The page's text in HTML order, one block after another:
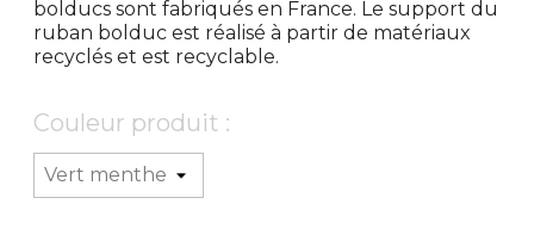
bolducs sont fabriqués en France. Le support du
ruban bolduc est réalisé à partir de matériaux
recyclés et est recyclable.
Couleur produit :